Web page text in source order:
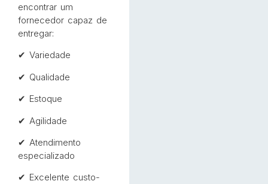
encontrar um
fornecedor capaz de
entregar:
✔ Variedade
✔ Qualidade
✔ Estoque
✔ Agilidade
✔ Atendimento
especializado
✔ Excelente custo-